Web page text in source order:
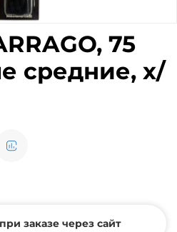
75
средние, х/
заказе через сайт